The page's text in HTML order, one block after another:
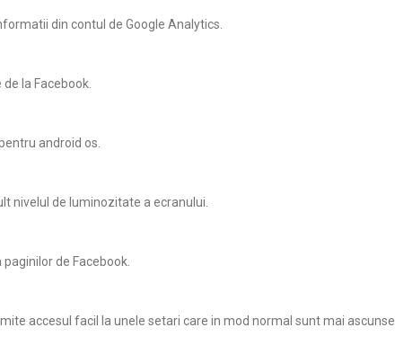
din contul de Google Analytics.
la Facebook.
android os.
nivelul de luminozitate a ecranului.
de Facebook.
accesul facil la unele setari care in mod normal sunt mai ascunse.